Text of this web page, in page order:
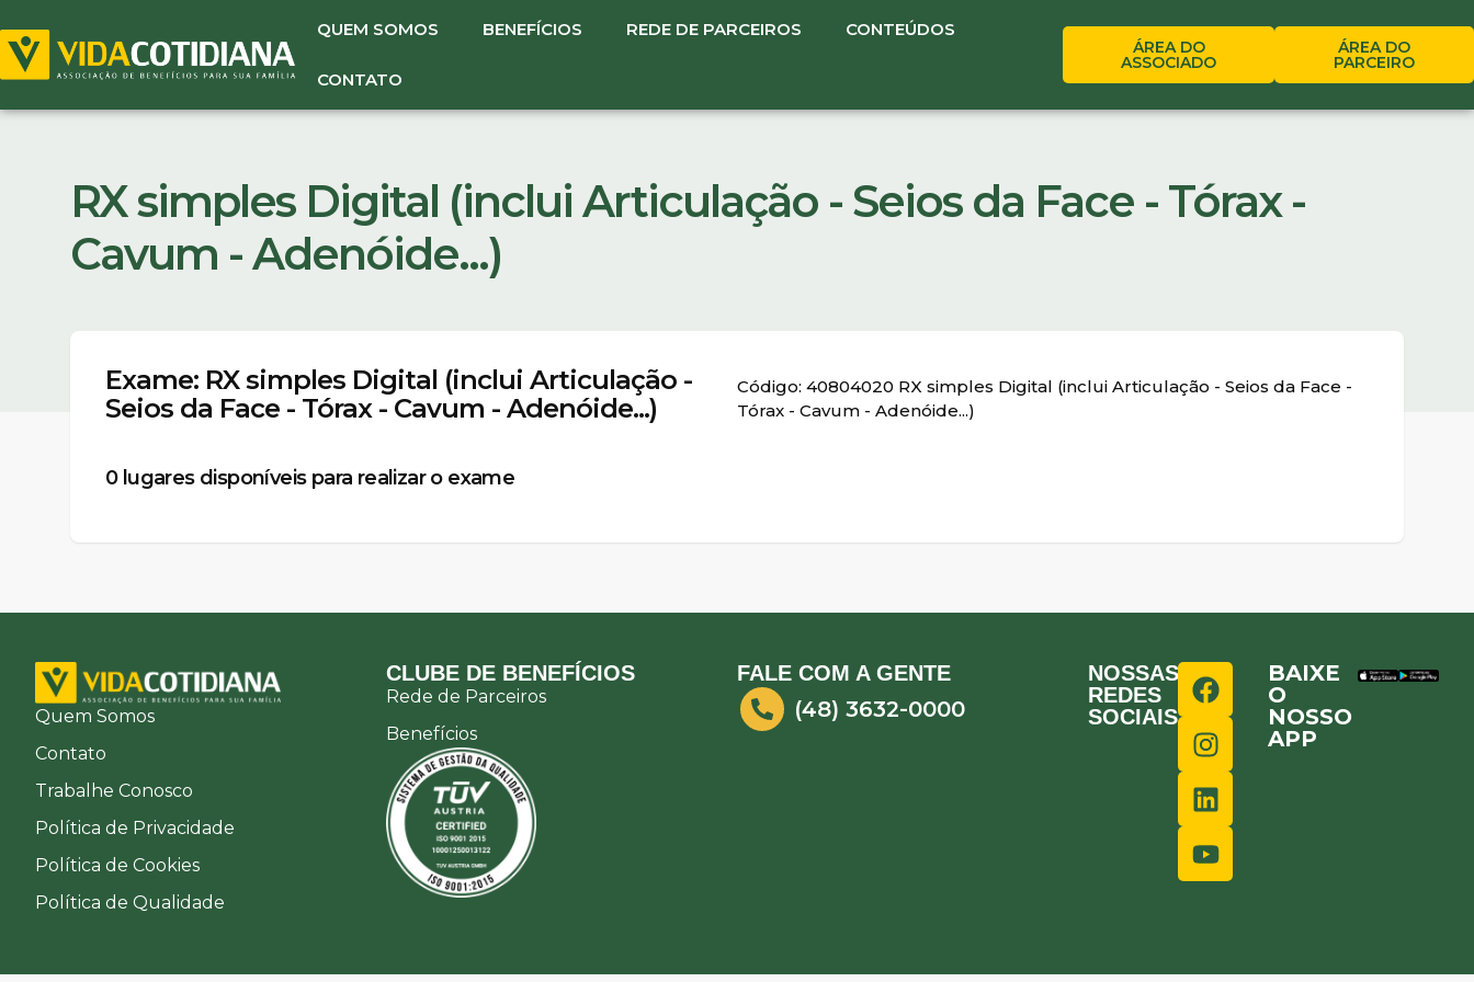
QUEM SOMOS BENEFÍCIOS REDE DE PARCEIROS CONTEÚDOS
CONTATO
ÁREA DO
ASSOCIADO
ÁREA DO
PARCEIRO
RX simples Digital (inclui Articulação - Seios da Face - Tórax -
Cavum - Adenóide...)
Exame: RX simples Digital (inclui Articulação -
Seios da Face - Tórax - Cavum - Adenóide...)
Código: 40804020 RX simples Digital (inclui Articulação - Seios da Face -
Tórax - Cavum - Adenóide...)
0lugares disponíveis para realizar o exame
Quem Somos
Contato
Trabalhe Conosco
Política de Privacidade
Política de Cookies
Política de Qualidade
CLUBE DE BENEFÍCIOS
Rede de Parceiros
Benefícios
FALE COM A GENTE
(48) 3632-0000
NOSSAS
REDES
SOCIAIS
BAIXE
O
NOSSO
APP